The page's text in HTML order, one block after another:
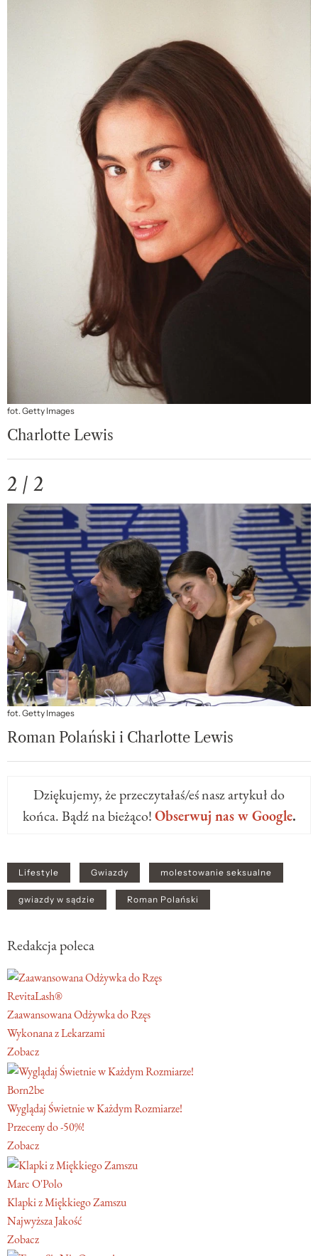
fot. Getty Images
Charlotte Lewis
2 / 2
fot. Getty Images
Roman Polański i Charlotte Lewis
Dziękujemy, że przeczytałaś/eś nasz artykuł do
końca. Bądź na bieżąco!Obserwuj nas w Google.
Lifestyle Gwiazdy molestowanie seksualne
gwiazdy w sądzie Roman Polański
Redakcja poleca
RevitaLash®
Zaawansowana Odżywka do Rzęs
Wykonana z Lekarzami
Zobacz
Born2be
Wyglądaj Świetnie w Każdym Rozmiarze!
Przeceny do -50%!
Zobacz
Marc O'Polo
Klapki z Miękkiego Zamszu
Najwyższa Jakość
Zobacz